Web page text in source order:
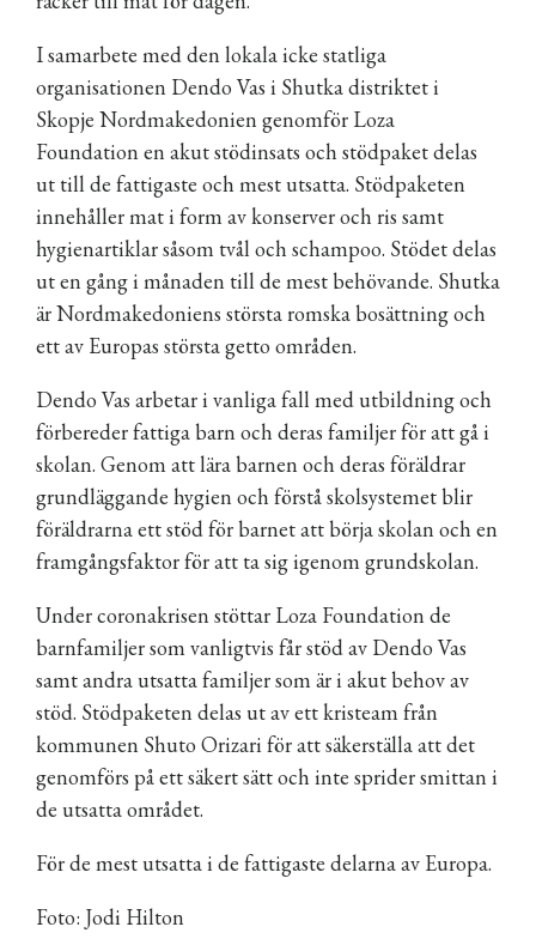
I samarbete med den lokala icke statliga
organisationen Dendo Vas i Shutka distriktet i
Skopje Nordmakedonien genomför Loza
Foundation en akut stödinsats och stödpaket delas
ut till de fattigaste och mest utsatta. Stödpaketen
innehåller mat i form av konserver och ris samt
hygienartiklar såsom tvål och schampoo. Stödet delas
ut en gång i månaden till de mest behövande. Shutka
är Nordmakedoniens största romska bosättning och
ett av Europas största getto områden.
Dendo Vas arbetar i vanliga fall med utbildning och
förbereder fattiga barn och deras familjer för att gå i
skolan. Genom att lära barnen och deras föräldrar
grundläggande hygien och förstå skolsystemet blir
föräldrarna ett stöd för barnet att börja skolan och en
framgångsfaktor för att ta sig igenom grundskolan.
Under coronakrisen stöttar Loza Foundation de
barnfamiljer som vanligtvis får stöd av Dendo Vas
samt andra utsatta familjer som är i akut behov av
stöd. Stödpaketen delas ut av ett kristeam från
kommunen Shuto Orizari för att säkerställa att det
genomförs på ett säkert sätt och inte sprider smittan i
de utsatta området.
För de mest utsatta i de fattigaste delarna av Europa.
Foto: Jodi Hilton